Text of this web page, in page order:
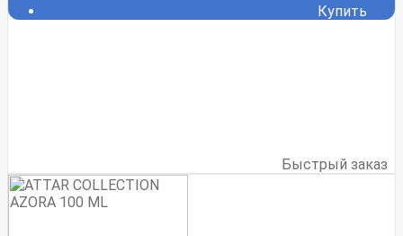
Купить
Быстрый заказ